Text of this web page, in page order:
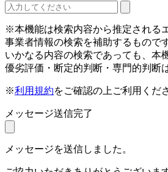
※本機能は検索内容から推定される
事業者情報の検索を補助するものです
いかなる内容の検索であっても、本
優劣評価・断定的判断・専門的判断
※利用規約をご確認の上ご利用くだ
メッセージ送信完了
メッセージを送信しました。